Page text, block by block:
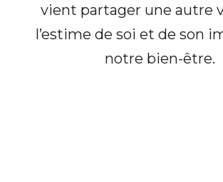
vient partager une autre
l’estime de soi et de son
notre bien-être.